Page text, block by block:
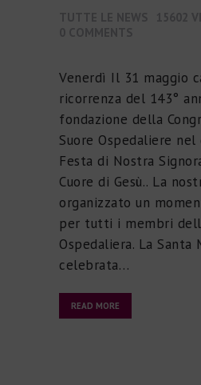
Venerdì Il 31 maggio
ricorrenza del 143°
fondazione della
Suore Ospedaliere
Festa di Nostra
Cuore di Gesù.. La
organizzato un
per tutti i membri
Ospedaliera. La Santa
celebrata…
READ MORE